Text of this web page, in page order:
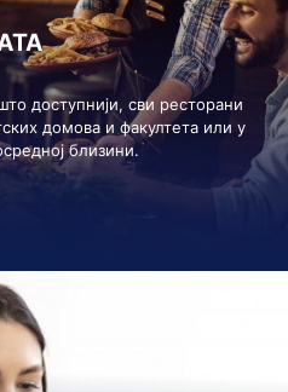
доступнији, сви ресторани
домова и факултета или у
близини.